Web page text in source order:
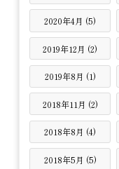
2020年4月 (5)
2019年12月 (2)
2019年8月 (1)
2018年11月 (2)
2018年8月 (4)
2018年5月 (5)